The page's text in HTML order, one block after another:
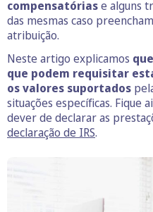
compensatóriase alguns
das mesmas caso
atribuição.
Neste artigo explicamos
que podem requisitar
os valores suportados
situações específicas. Fique
dever de declarar as
declaração de IRS.